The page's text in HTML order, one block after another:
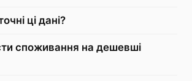
ці дані?
споживання на дешевші